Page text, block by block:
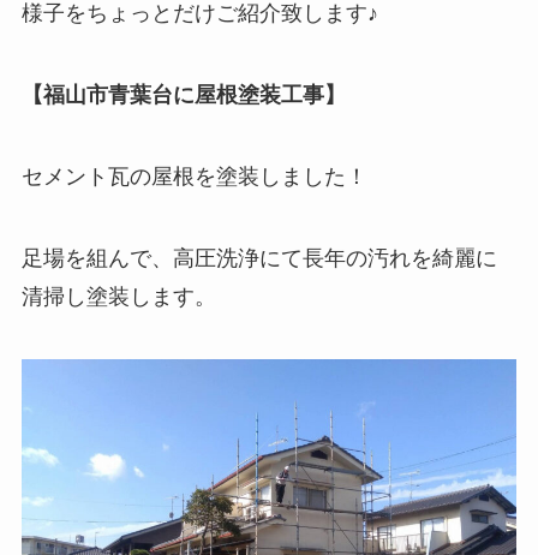
様子をちょっとだけご紹介致します♪
【福山市青葉台に屋根塗装工事】
セメント瓦の屋根を塗装しました！
足場を組んで、高圧洗浄にて長年の汚れを綺麗に
清掃し塗装します。